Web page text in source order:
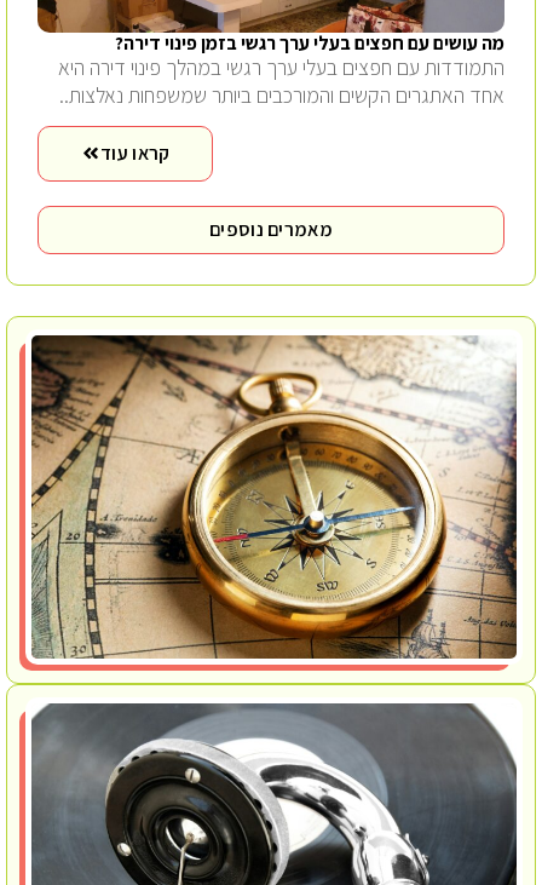
מה עושים עם חפצים בעלי ערך רגשי בזמן פינוי דירה?
התמודדות עם חפצים בעלי ערך רגשי במהלך פינוי דירה היא
אחד האתגרים הקשים והמורכבים ביותר שמשפחות נאלצות..
קראו עוד
מאמרים נוספים